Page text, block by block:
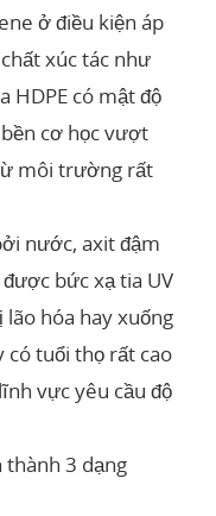
ở điều kiện áp
xúc tác như
HDPE có mật độ
cơ học vượt
môi trường rất
nước, axit đậm
bức xạ tia UV
hóa hay xuống
có tuổi thọ rất cao
vực yêu cầu độ
thành 3 dạng